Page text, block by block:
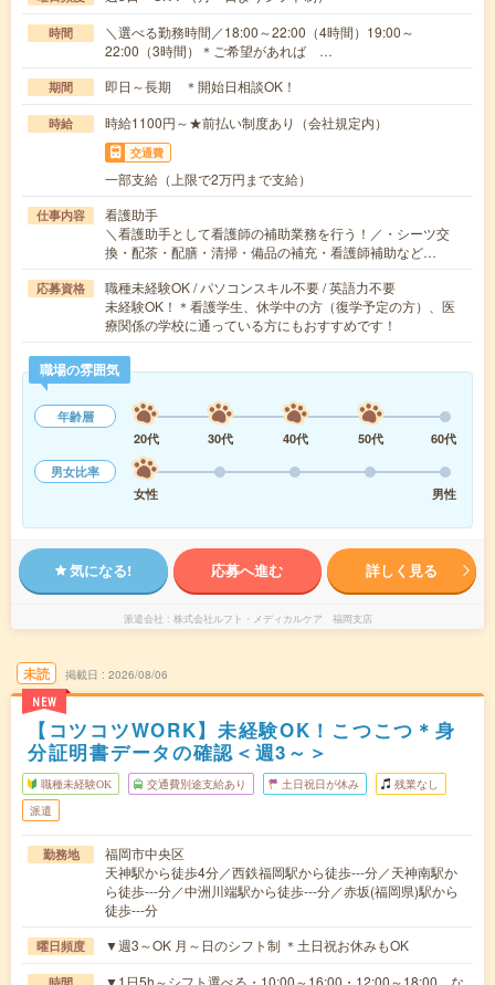
時間
＼選べる勤務時間／18:00～22:00（4時間）19:00～
22:00（3時間）＊ご希望があれば …
期間 即日～長期 ＊開始日相談OK！
時給 時給1100円～★前払い制度あり（会社規定内）
交通費
一部支給（上限で2万円まで支給）
仕事内容
看護助手
＼看護助手として看護師の補助業務を行う！／・シーツ交
換・配茶・配膳・清掃・備品の補充・看護師補助など…
応募資格
職種未経験OK / パソコンスキル不要 / 英語力不要
未経験OK！＊看護学生、休学中の方（復学予定の方）、医
療関係の学校に通っている方にもおすすめです！
職場の雰囲気
年齢層
20代
30代 40代 50代
60代
男女比率
女性
男性
気になる! 応募へ進む 詳しく見る
派遣会社 株式会社ルフト・メディカルケア 福岡支店
未読
NEW
掲載日 2026/08/06
【コツコツWORK】未経験OK！こつこつ＊身
分証明書データの確認＜週3～＞
職種未経験OK 交通費別途支給あり 土日祝日が休み 残業なし
派遣
勤務地
福岡市中央区
天神駅から徒歩4分／西鉄福岡駅から徒歩---分／天神南駅か
ら徒歩---分／中洲川端駅から徒歩---分／赤坂(福岡県)駅から
徒歩---分
曜日頻度 ▼週3～OK 月～日のシフト制 ＊土日祝お休みもOK
▼1日5h～シフト選べる・10:00～16:00・12:00～18:00 な